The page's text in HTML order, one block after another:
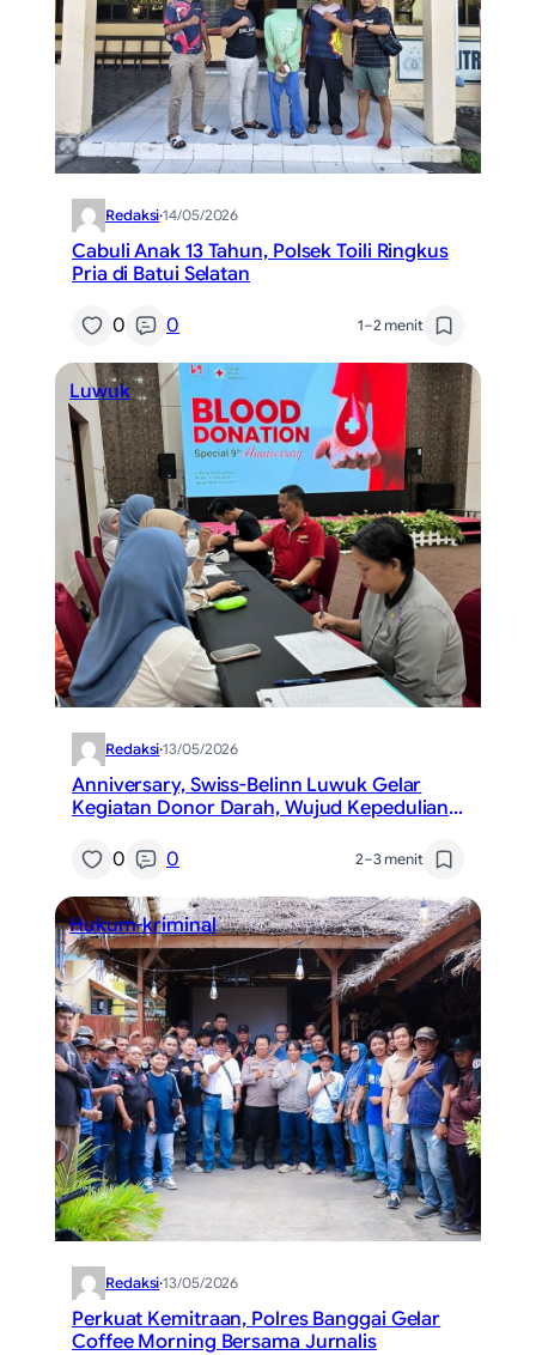
Redaksi·14/05/2026
Cabuli Anak 13 Tahun, Polsek Toili Ringkus
Pria di Batui Selatan
0 0 1–2 menit
Luwuk
Redaksi·13/05/2026
Anniversary, Swiss-Belinn Luwuk Gelar
Kegiatan Donor Darah, Wujud Kepedulian
0
0 2–3 menit
Hukum-kriminal
Redaksi·13/05/2026
Perkuat Kemitraan, Polres Banggai Gelar
Coffee Morning Bersama Jurnalis